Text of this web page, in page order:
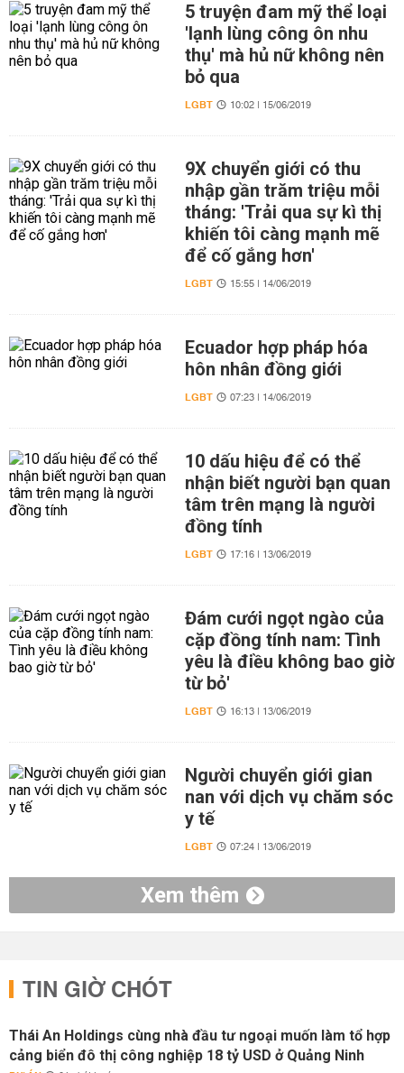
5 truyện đam mỹ thể loại
'lạnh lùng công ôn nhu
thụ' mà hủ nữ không nên
bỏ qua
LGBT 10:02 | 15/06/2019
9X chuyển giới có thu
nhập gần trăm triệu mỗi
tháng: 'Trải qua sự kì thị
khiến tôi càng mạnh mẽ
để cố gắng hơn'
LGBT 15:55 | 14/06/2019
Ecuador hợp pháp hóa
hôn nhân đồng giới
LGBT 07:23 | 14/06/2019
10 dấu hiệu để có thể
nhận biết người bạn quan
tâm trên mạng là người
đồng tính
LGBT 17:16 | 13/06/2019
Đám cưới ngọt ngào của
cặp đồng tính nam: Tình
yêu là điều không bao giờ
từ bỏ'
LGBT 16:13 | 13/06/2019
Người chuyển giới gian
nan với dịch vụ chăm sóc
y tế
LGBT 07:24 | 13/06/2019
Xem thêm
TIN GIỜ CHÓT
Thái An Holdings cùng nhà đầu tư ngoại muốn làm tổ hợp
cảng biển đô thị công nghiệp 18 tỷ USD ở Quảng Ninh